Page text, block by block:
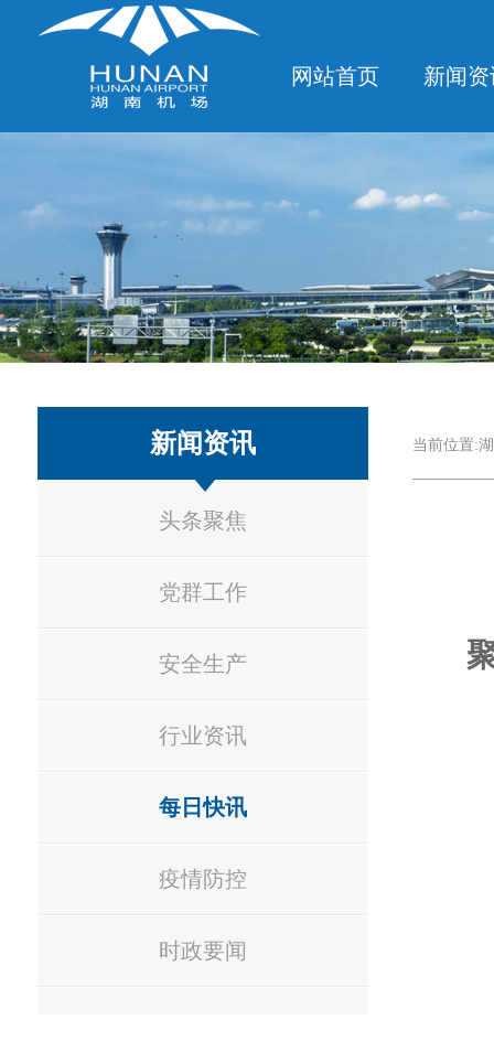
网站首页 新闻
新闻资讯
头条聚焦
党群工作
安全生产
行业资讯
每日快讯
疫情防控
时政要闻
当前位置: